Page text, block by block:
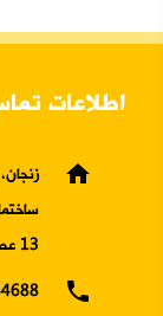
اطلاعات
home
13 عصر ها 16 الی19)
phone